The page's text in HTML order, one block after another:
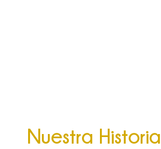
Nuestra Historia